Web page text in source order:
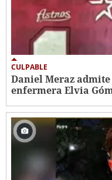
CULPABLE
Daniel Meraz
enfermera Elvia